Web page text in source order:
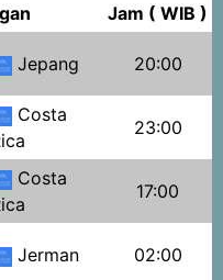
Jam ( WIB )
Jepang 20:00
Costa
23:00
Costa
17:00
Jerman 02:00